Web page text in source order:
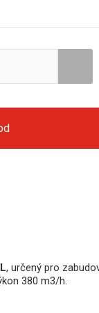
, určený pro
380 m3/h.